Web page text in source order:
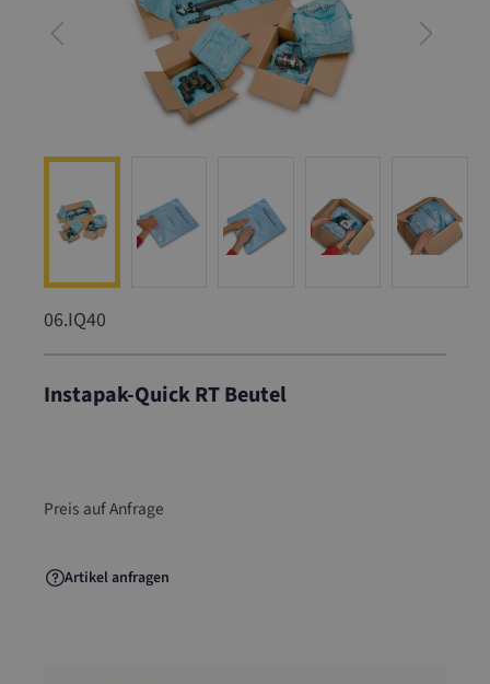
06.IQ40
Instapak-Quick RT Beutel
Preis auf Anfrage
Artikel anfragen